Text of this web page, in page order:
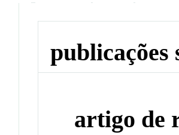
publicações
artigo de